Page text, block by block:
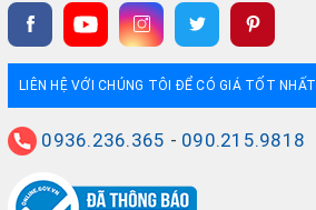
LIÊN HỆ VỚI CHÚNG TÔI ĐỂ CÓ GIÁ TỐT NHẤT
0936.236.365 - 090.215.9818